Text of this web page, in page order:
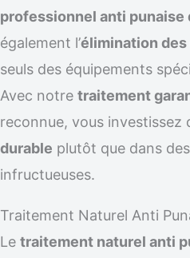
professionnel anti punaise
également l’élimination
seuls des équipements
Avec notre traitement
reconnue, vous investissez
durable plutôt que dans
infructueuses.
Traitement Naturel Anti
Le traitement naturel anti